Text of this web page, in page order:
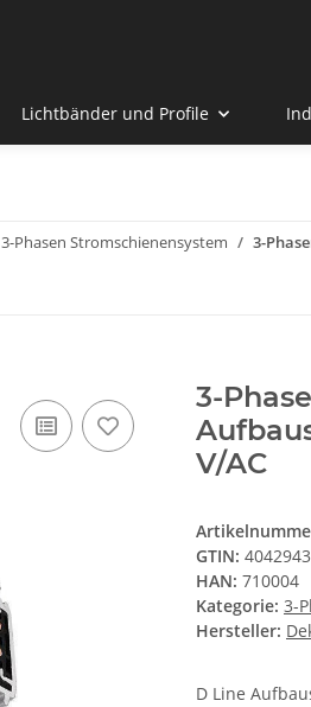
Lichtbänder und Profile
3-Phasen Stromschienensystem 3-
3-
V/AC
GTIN:
HAN: 710004
Kategorie: 3-
Hersteller:
D Line